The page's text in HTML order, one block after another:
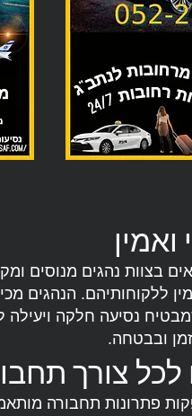
בצוות נהגים מנוסים
ללקוחותיהם. הנהגים
נסיעה חלקה ויעילה
ובבטחה.
לכל צורך
פתרונות תחבורה